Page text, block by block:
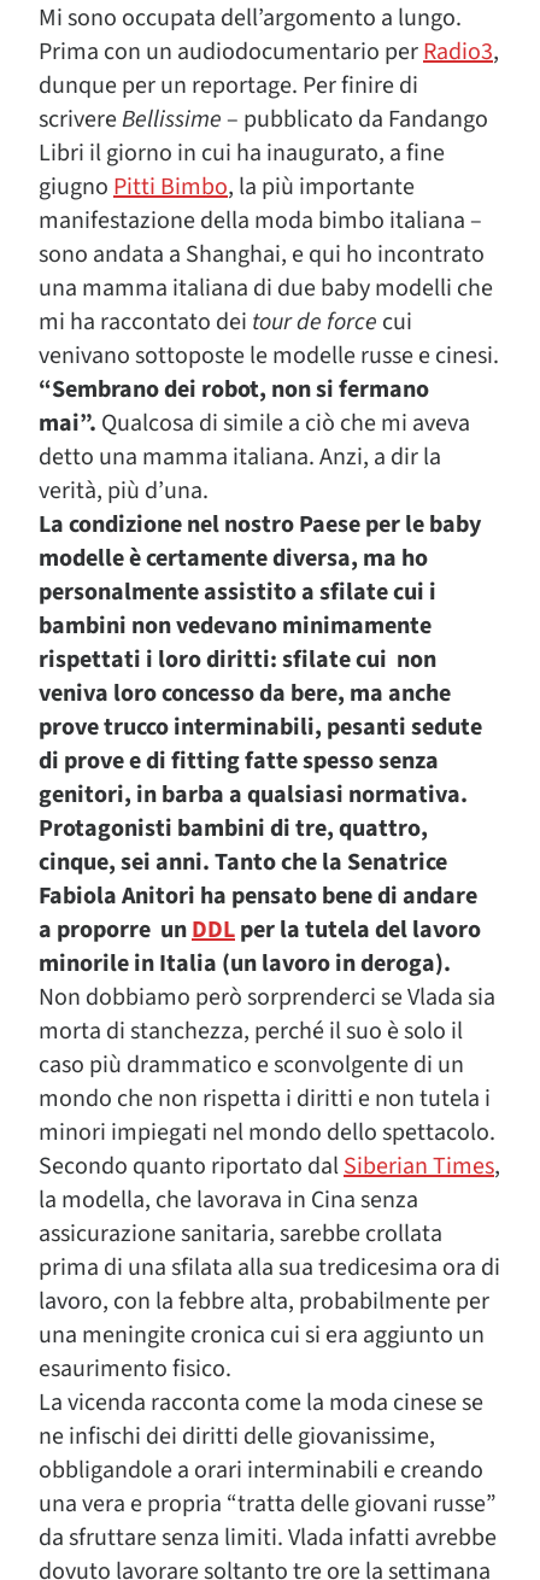
Mi sono occupata dell’argomento a lungo.
Prima con un audiodocumentario perRadio3,
dunque per un reportage. Per finire di
scrivereBellissime – pubblicato da Fandango
Libri il giorno in cui ha inaugurato, a fine
giugnoPitti Bimbo, la più importante
manifestazione della moda bimbo italiana –
sono andata a Shanghai, e qui ho incontrato
una mamma italiana di due baby modelli che
mi ha raccontato dei tour de force cui
venivano sottoposte le modelle russe e cinesi.
“Sembrano dei robot, non si fermano
mai”. Qualcosa di simile a ciò che mi aveva
detto una mamma italiana. Anzi, a dir la
verità, più d’una.
La condizione nel nostro Paese per le baby
modelle è certamente diversa, ma ho
personalmente assistito a sfilate cui i
bambini non vedevano minimamente
rispettati i loro diritti: sfilate cui non
veniva loro concesso da bere, ma anche
prove trucco interminabili, pesanti sedute
di prove e di fitting fatte spesso senza
genitori, in barba a qualsiasi normativa.
Protagonisti bambini di tre, quattro,
cinque, sei anni. Tanto che la Senatrice
Fabiola Anitori ha pensato bene di andare
a proporre unDDLper la tutela del lavoro
minorile in Italia (un lavoro in deroga).
Non dobbiamo però sorprenderci se Vlada sia
morta di stanchezza, perché il suo è solo il
caso più drammatico e sconvolgente di un
mondo che non rispetta i diritti e non tutela i
minori impiegati nel mondo dello spettacolo.
Secondo quanto riportato dalSiberian Times,
la modella, che lavorava in Cina senza
assicurazione sanitaria, sarebbe crollata
prima di una sfilata alla sua tredicesima ora di
lavoro, con la febbre alta, probabilmente per
una meningite cronica cui si era aggiunto un
esaurimento fisico.
La vicenda racconta come la moda cinese se
ne infischi dei diritti delle giovanissime,
obbligandole a orari interminabili e creando
una vera e propria “tratta delle giovani russe”
da sfruttare senza limiti. Vlada infatti avrebbe
dovuto lavorare soltanto tre ore la settimana